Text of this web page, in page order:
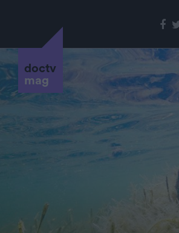
doctv
mag